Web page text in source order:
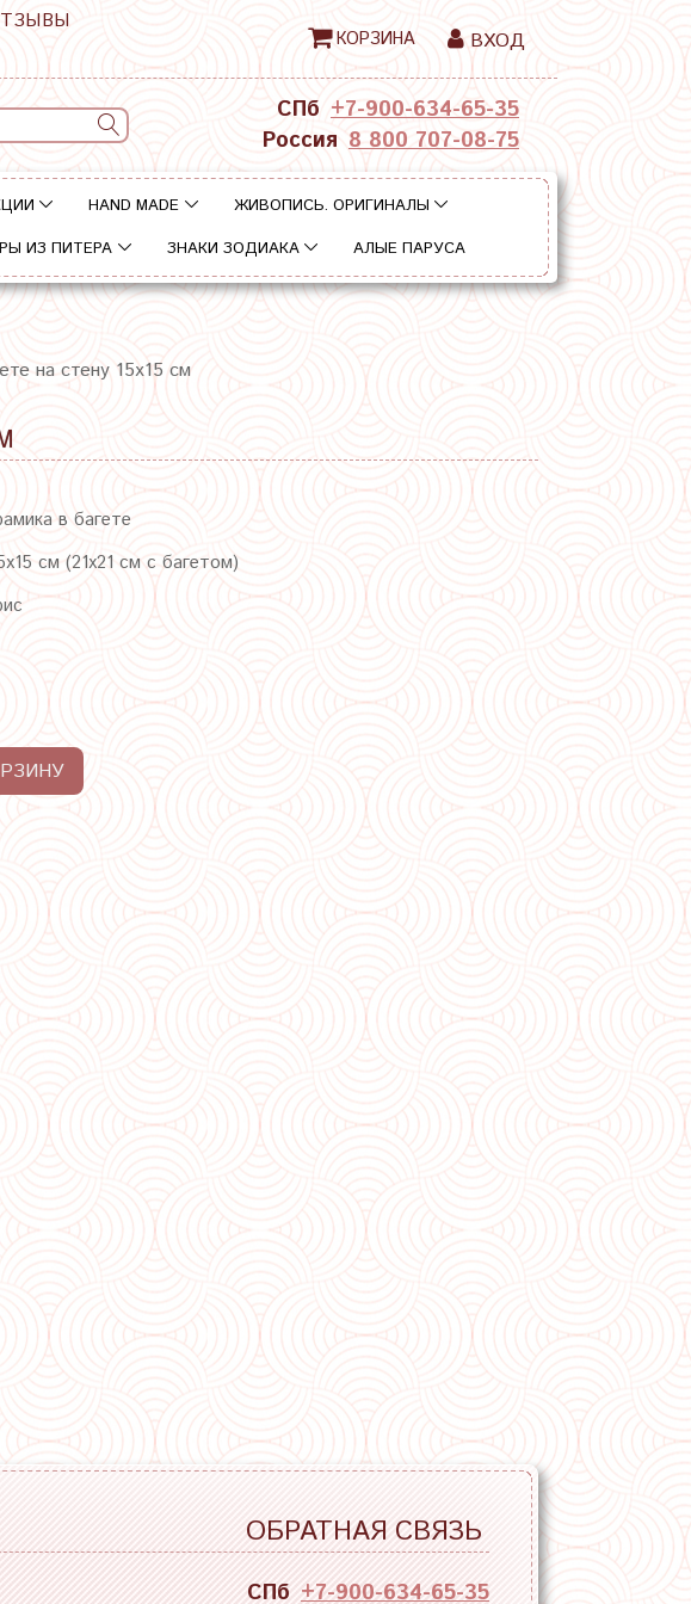
КОРЗИНА ВХОД
СПб +7-900-634-65-35
Россия 8 800 707-08-75
HAND MADE
ЖИВОПИСЬ. ОРИГИНАЛЫ
ИЗ ПИТЕРА ЗНАКИ ЗОДИАКА АЛЫЕ ПАРУСА
на стену 15х15 см
в багете
см (21х21 см с багетом)
ОБРАТНАЯ СВЯЗЬ
СПб +7-900-634-65-35